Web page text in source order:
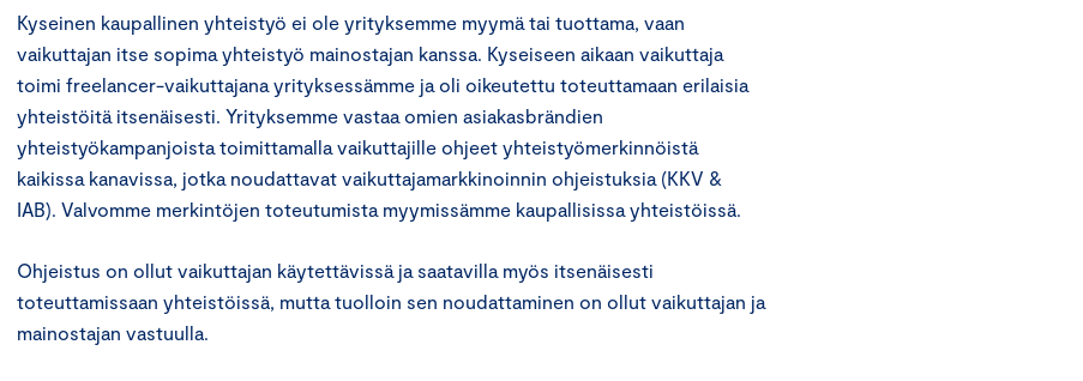
Kyseinen kaupallinen yhteistyö ei ole yrityksemme myymä tai tuottama, vaan
vaikuttajan itse sopima yhteistyö mainostajan kanssa. Kyseiseen aikaan vaikuttaja
toimi freelancer-vaikuttajana yrityksessämme ja oli oikeutettu toteuttamaan erilaisia
yhteistöitä itsenäisesti. Yrityksemme vastaa omien asiakasbrändien
yhteistyökampanjoista toimittamalla vaikuttajille ohjeet yhteistyömerkinnöistä
kaikissa kanavissa, jotka noudattavat vaikuttajamarkkinoinnin ohjeistuksia (KKV &
IAB). Valvomme merkintöjen toteutumista myymissämme kaupallisissa yhteistöissä.
Ohjeistus on ollut vaikuttajan käytettävissä ja saatavilla myös itsenäisesti
toteuttamissaan yhteistöissä, mutta tuolloin sen noudattaminen on ollut vaikuttajan ja
mainostajan vastuulla.